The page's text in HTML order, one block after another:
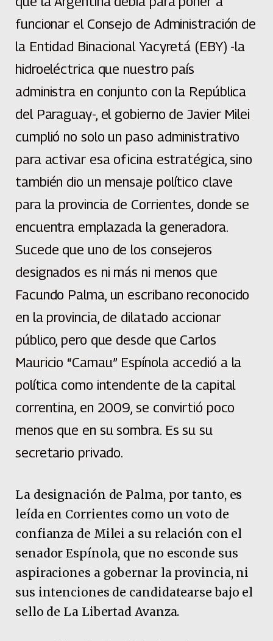
funcionar el Consejo de Administración de
la Entidad Binacional Yacyretá (EBY) -la
hidroeléctrica que nuestro país
administra en conjunto con la República
del Paraguay-, el gobierno de Javier Milei
cumplió no solo un paso administrativo
para activar esa oficina estratégica, sino
también dio un mensaje político clave
para la provincia de Corrientes, donde se
encuentra emplazada la generadora.
Sucede que uno de los consejeros
designados es ni más ni menos que
Facundo Palma, un escribano reconocido
en la provincia, de dilatado accionar
público, pero que desde que Carlos
Mauricio “Camau” Espínola accedió a la
política como intendente de la capital
correntina, en 2009, se convirtió poco
menos que en su sombra. Es su su
secretario privado.
La designación de Palma, por tanto, es
leída en Corrientes como un voto de
confianza de Milei a su relación con el
senador Espínola, que no esconde sus
aspiraciones a gobernar la provincia, ni
sus intenciones de candidatearse bajo el
sello de La Libertad Avanza.